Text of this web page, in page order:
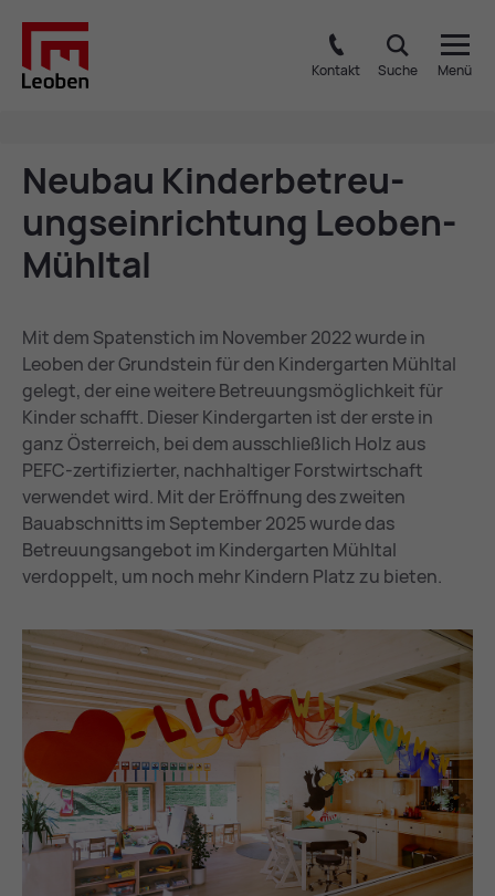
Kontakt Suche Menü
Neu­bau Kin­der­be­treu­
ungs­ein­rich­tung Leo­ben-
Mühl­tal
Mit dem Spatenstich im November 2022 wurde in
Leoben der Grundstein für den Kindergarten Mühltal
gelegt, der eine weitere Betreuungsmöglichkeit für
Kinder schafft. Dieser Kindergarten ist der erste in
ganz Österreich, bei dem ausschließlich Holz aus
PEFC-zertifizierter, nachhaltiger Forstwirtschaft
verwendet wird. Mit der Eröffnung des zweiten
Bauabschnitts im September 2025 wurde das
Betreuungsangebot im Kindergarten Mühltal
verdoppelt, um noch mehr Kindern Platz zu bieten.